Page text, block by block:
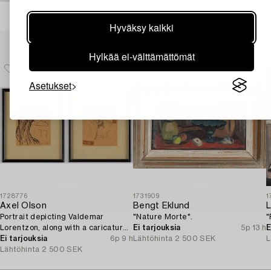
Hyväksy kaikki
Hylkää ei-välttämättömät
Asetukset
Muiden katsomia kohteita
1728776
Axel Olson
Portrait depicting Valdemar
Lorentzon, along with a caricature
of the Accountant Ingvarsson.
Ei tarjouksia
6p 9 h
Lähtöhinta 2 500 SEK
1731909
Bengt Eklund
"Nature Morte".
Ei tarjouksia
5p 13 h
Lähtöhinta 2 500 SEK